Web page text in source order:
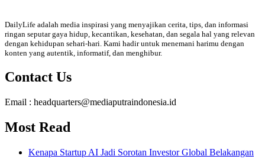
DailyLife adalah media inspirasi yang menyajikan cerita, tips, dan informasi
ringan seputar gaya hidup, kecantikan, kesehatan, dan segala hal yang relevan
dengan kehidupan sehari-hari. Kami hadir untuk menemani harimu dengan
konten yang autentik, informatif, dan menghibur.
Contact Us
Email : headquarters@mediaputraindonesia.id
Most Read
Kenapa Startup AI Jadi Sorotan Investor Global Belakangan